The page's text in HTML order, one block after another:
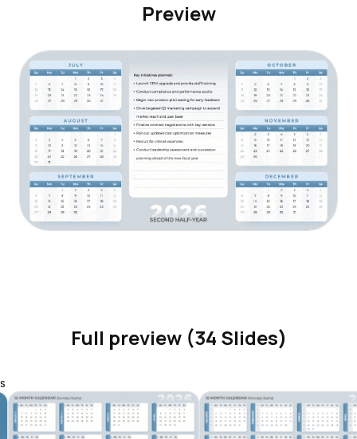
Preview
Full preview (34 Slides)
s